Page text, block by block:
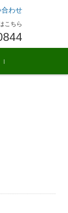
合わせ
こちら